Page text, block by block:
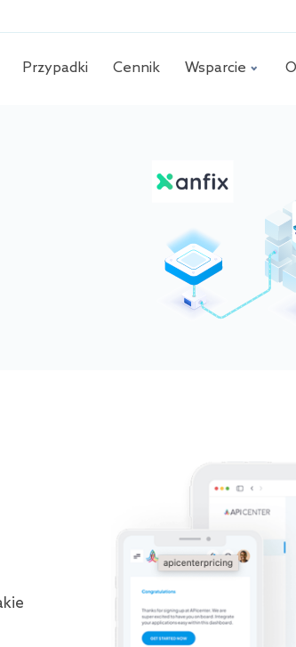
Przypadki Cennik Wsparcie